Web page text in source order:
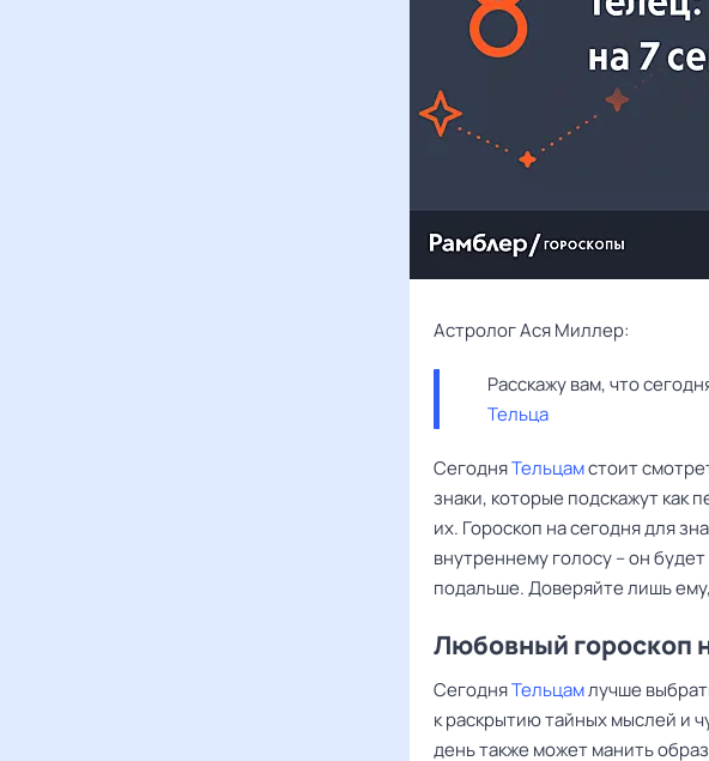
Астролог Ася Миллер:
Тельца
СегодняТельцамстоит
знаки, которые подскажут как
их. Гороскоп на сегодня для
внутреннему голосу – он
подальше. Доверяйте лишь
Любовный гороскоп
СегодняТельцамлучше
к раскрытию тайных мыслей и
день также может манить